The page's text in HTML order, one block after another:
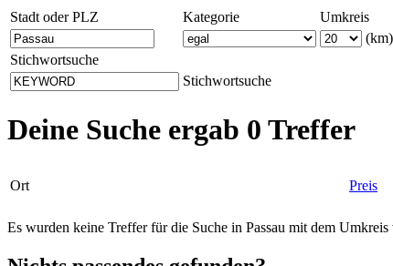
Stadt oder PLZ Kategorie
Umkreis
(km)
Stichwortsuche
Stichwortsuche
Deine Suche ergab 0 Treffer
Ort Preis
Es wurden keine Treffer für die Suche in Passau mit dem